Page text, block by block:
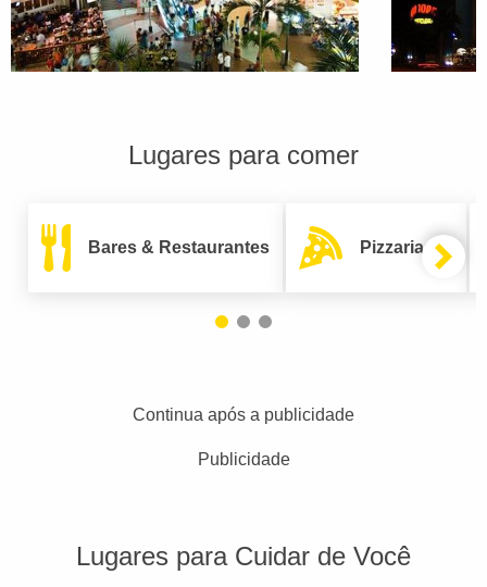
Lugares para comer
Bares & Restaurantes Pizzarias
Continua após a publicidade
Publicidade
Lugares para Cuidar de Você